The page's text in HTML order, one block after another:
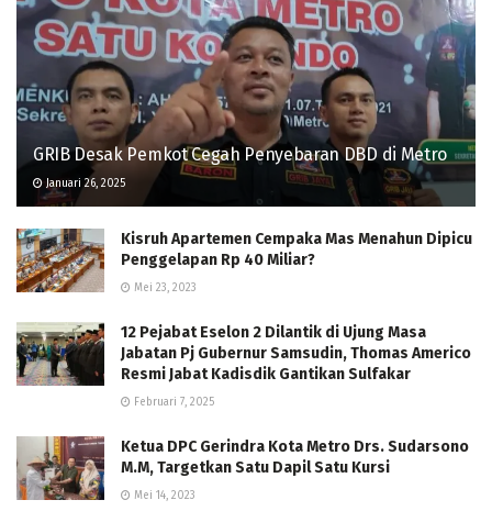
GRIB Desak Pemkot Cegah Penyebaran DBD di Metro
Januari 26, 2025
Kisruh Apartemen Cempaka Mas Menahun Dipicu
Penggelapan Rp 40 Miliar?
Mei 23, 2023
12 Pejabat Eselon 2 Dilantik di Ujung Masa
Jabatan Pj Gubernur Samsudin, Thomas Americo
Resmi Jabat Kadisdik Gantikan Sulfakar
Februari 7, 2025
Ketua DPC Gerindra Kota Metro Drs. Sudarsono
M.M, Targetkan Satu Dapil Satu Kursi
Mei 14, 2023